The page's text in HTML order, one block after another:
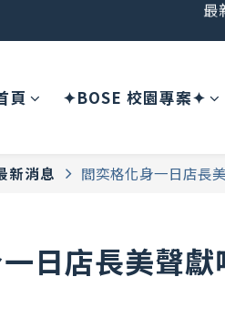
最
會
頁 ✦BOSE 校園專案✦
新消息 閻奕格化身一日店長
日店長美聲